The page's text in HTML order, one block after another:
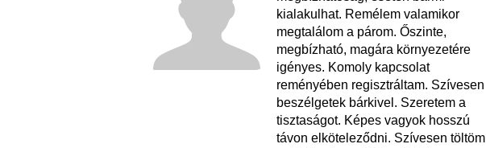
kialakulhat. Remélem valamikor
megtalálom a párom. Őszinte,
megbízható, magára környezetére
igényes. Komoly kapcsolat
reményében regisztráltam. Szívesen
beszélgetek bárkivel. Szeretem a
tisztaságot. Képes vagyok hosszú
távon elköteleződni. Szívesen töltöm